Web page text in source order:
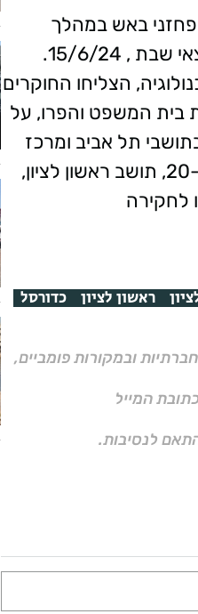
באש במהלך
המשחק בין הפועל תל אביב למכבי תל אביב באולם "דרייב אין" במוצאי שבת , 15/6/24.
הצליחו החוקרים
בית המשפט והפרו, על
תל אביב ומרכז
בשנות ה-20 וה-30 . כמו כן נעצר על ידי השוטרים חשוד, בשנות ה-20, תושב ראשון לציון,
לחקירה
ראשון לציון כדורסל
ובמקורות פומביים,
המייל
לנסיבות.